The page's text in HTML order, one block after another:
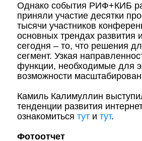
Однако события РИФ+КИБ
приняли участие десятки
тысячи участников
основных трендах развития
сегодня – то, что решения
сегмент. Узкая
функции, необходимые для
возможности
Камиль Калимуллин
тенденции развития
ознакомиться тут и тут.
Фотоотчет